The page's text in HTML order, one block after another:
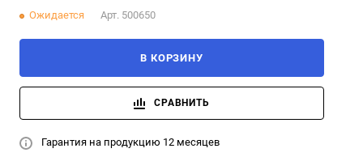
Ожидается Арт. 500650
В КОРЗИНУ
СРАВНИТЬ
Гарантия на продукцию 12 месяцев